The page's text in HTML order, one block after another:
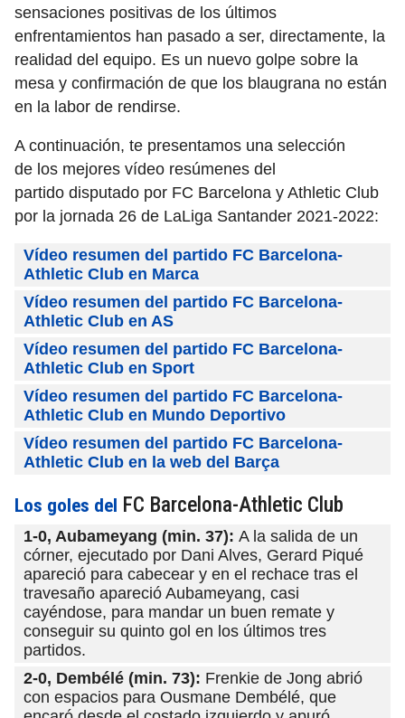
sensaciones positivas de los últimos
enfrentamientos han pasado a ser, directamente, la
realidad del equipo. Es un nuevo golpe sobre la
mesa y confirmación de que los blaugrana no están
en la labor de rendirse.
A continuación, te presentamos una selección
de los mejores vídeo resúmenes del
partido disputado por FC Barcelona y Athletic Club
por la jornada 26 de LaLiga Santander 2021-2022:
Vídeo resumen del partido FC Barcelona-
Athletic Club en Marca
Vídeo resumen del partido FC Barcelona-
Athletic Club en AS
Vídeo resumen del partido FC Barcelona-
Athletic Club en Sport
Vídeo resumen del partido FC Barcelona-
Athletic Club en Mundo Deportivo
Vídeo resumen del partido FC Barcelona-
Athletic Club en la web del Barça
Los goles del FC Barcelona-Athletic Club
1-0, Aubameyang (min. 37): A la salida de un
córner, ejecutado por Dani Alves, Gerard Piqué
apareció para cabecear y en el rechace tras el
travesaño apareció Aubameyang, casi
cayéndose, para mandar un buen remate y
conseguir su quinto gol en los últimos tres
partidos.
2-0, Dembélé (min. 73): Frenkie de Jong abrió
con espacios para Ousmane Dembélé, que